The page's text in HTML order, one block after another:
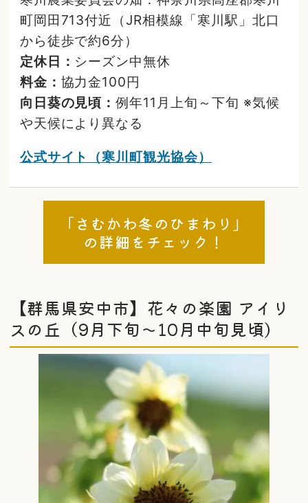
町岡田713付近（JR相模線「寒川駅」北口
から徒歩で約6分）
定休日： シーズン中無休
料金： 協力金100円
向日葵の見頃：例年11月上旬～下旬 ※気候
や天候により異なる
公式サイト（寒川町観光協会）
「さむかわ冬のひまわり」
の詳細をチェック！
【群馬県安中市】花々の楽園 アイリ
スの丘（9月下旬〜10月中旬見頃）